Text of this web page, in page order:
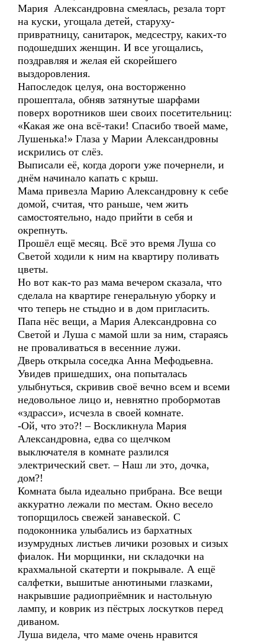
Мария Александровна смеялась, резала торт
на куски, угощала детей, старуху-
привратницу, санитарок, медсестру, каких-то
подошедших женщин. И все угощались,
поздравляя и желая ей скорейшего
выздоровления.
Напоследок целуя, она восторженно
прошептала, обняв затянутые шарфами
поверх воротников шеи своих посетительниц:
«Какая же она всё-таки! Спасибо твоей маме,
Лушенька!» Глаза у Марии Александровны
искрились от слёз.
Выписали её, когда дороги уже почернели, и
днём начинало капать с крыш.
Мама привезла Марию Александровну к себе
домой, считая, что раньше, чем жить
самостоятельно, надо прийти в себя и
окрепнуть.
Прошёл ещё месяц. Всё это время Луша со
Светой ходили к ним на квартиру поливать
цветы.
Но вот как-то раз мама вечером сказала, что
сделала на квартире генеральную уборку и
что теперь не стыдно и в дом пригласить.
Папа нёс вещи, а Мария Александровна со
Светой и Луша с мамой шли за ним, стараясь
не проваливаться в весенние лужи.
Дверь открыла соседка Анна Мефодьевна.
Увидев пришедших, она попыталась
улыбнуться, скривив своё вечно всем и всеми
недовольное лицо и, невнятно пробормотав
«здрасси», исчезла в своей комнате.
-Ой, что это?! – Воскликнула Мария
Александровна, едва со щелчком
выключателя в комнате разлился
электрический свет. – Наш ли это, дочка,
дом?!
Комната была идеально прибрана. Все вещи
аккуратно лежали по местам. Окно весело
топорщилось свежей занавеской. С
подоконника улыбались из бархатных
изумрудных листьев личики розовых и сизых
фиалок. Ни морщинки, ни складочки на
крахмальной скатерти и покрывале. А ещё
салфетки, вышитые анютиными глазками,
накрывшие радиоприёмник и настольную
лампу, и коврик из пёстрых лоскутков перед
диваном.
Луша видела, что маме очень нравится